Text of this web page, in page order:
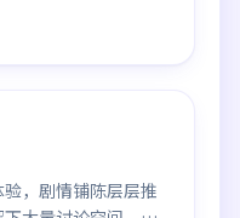
验，剧情铺陈层层推